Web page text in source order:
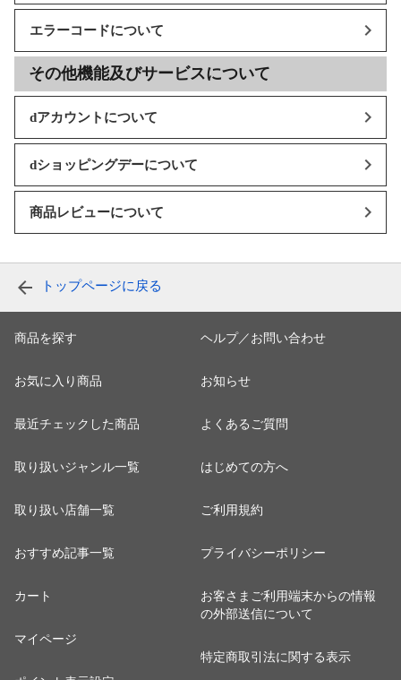
エラーコードについて
その他機能及びサービスについて
dアカウントについて
dショッピングデーについて
商品レビューについて
トップページに戻る
商品を探す
お気に入り商品
最近チェックした商品
取り扱いジャンル一覧
取り扱い店舗一覧
おすすめ記事一覧
カート
マイページ
ヘルプ／お問い合わせ
お知らせ
よくあるご質問
はじめての方へ
ご利用規約
プライバシーポリシー
お客さまご利用端末からの情報
の外部送信について
特定商取引法に関する表示